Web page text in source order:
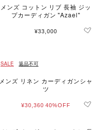
メンズ コットン リブ 長袖 ジッ
プカーディガン "Azael"
¥33,000
SALE 返品不可
メンズ リネン カーディガンシャ
ツ
¥30,360 40%OFF